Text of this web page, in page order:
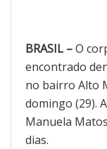
BRASIL –O
encontrado
no bairro Alto
domingo (29).
Manuela
dias.